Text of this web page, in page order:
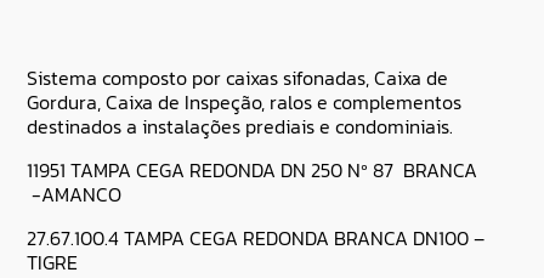
Sistema composto por caixas sifonadas, Caixa de
Gordura, Caixa de Inspeção, ralos e complementos
destinados a instalações prediais e condominiais.
11951 TAMPA CEGA REDONDA DN 250 Nº 87 BRANCA
-AMANCO
27.67.100.4 TAMPA CEGA REDONDA BRANCA DN100 –
TIGRE